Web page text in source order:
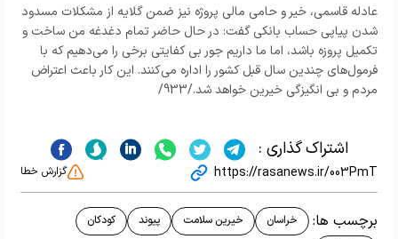
عادله قاسمی، خیر و حامی مالی پروژه نیز ضمن گلایه از مشکلات مسدود
شدن پیاپی حساب بانکی گفت: در حال حاضر تمام دغدغه من ساخت و
تکمیل پروزه باشد، اما ما داریم جور بی کفایتی برخی را می‌دهیم که با
فرمول‌های چندین سال قبل کشور را اداره می‌کنند. این کار باعث اعتراض
مردم و بی انگیزگی خیرین خواهد شد./933/
اشتراک گذاری :
https://rasanews.ir/003PmT گزارش خطا
برچسب ها: خراسان خیرین سلامت پیوند
کودکان